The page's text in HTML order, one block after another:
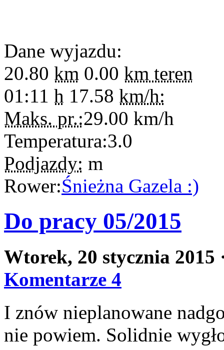
Dane wyjazdu:
20.80 km 0.00 km teren
01:11 h 17.58 km/h:
Maks. pr.:29.00 km/h
Temperatura:3.0
Podjazdy: m
Rower:Śnieżna Gazela :)
Do pracy 05/2015
Wtorek, 20 stycznia 2015
Komentarze 4
I znów nieplanowane
nie powiem. Solidnie